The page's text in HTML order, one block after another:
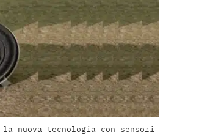
nuova tecnologia con sensori